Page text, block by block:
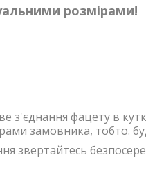
розмірами!
з'єднання фацету в
замовника, тобто.
звертайтесь